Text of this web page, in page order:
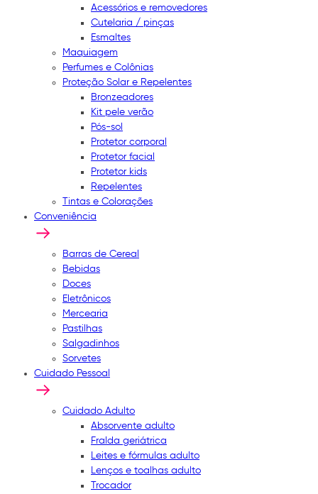
Acessórios e removedores
Cutelaria / pinças
Esmaltes
Maquiagem
Perfumes e Colônias
Proteção Solar e Repelentes
Bronzeadores
Kit pele verão
Pós-sol
Protetor corporal
Protetor facial
Protetor kids
Repelentes
Tintas e Colorações
Conveniência
Barras de Cereal
Bebidas
Doces
Eletrônicos
Mercearia
Pastilhas
Salgadinhos
Sorvetes
Cuidado Pessoal
Cuidado Adulto
Absorvente adulto
Fralda geriátrica
Leites e fórmulas adulto
Lenços e toalhas adulto
Trocador